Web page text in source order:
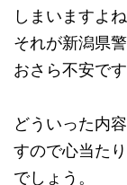
しまいますよね
それが新潟県
おさら不安です
どういった内
すので心当た
でしょう。